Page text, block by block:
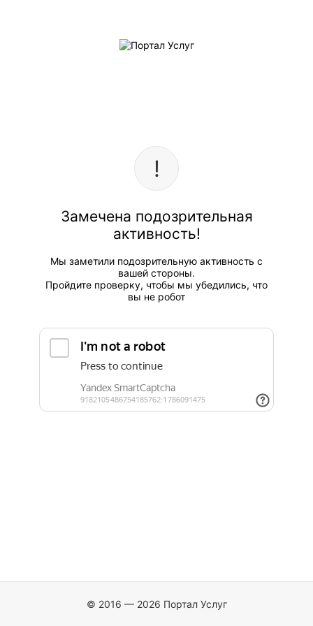
Замечена подозрительная
активность!
Мы заметили подозрительную активность с
вашей стороны.
Пройдите проверку, чтобы мы убедились, что
вы не робот
© 2016 — 2026 Портал Услуг